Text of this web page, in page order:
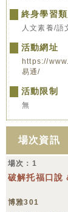
終身學習類
人文素養/
活動網址
https://
易通/
活動限制
無
場次資訊
場次：1
破解托福口說
博雅301